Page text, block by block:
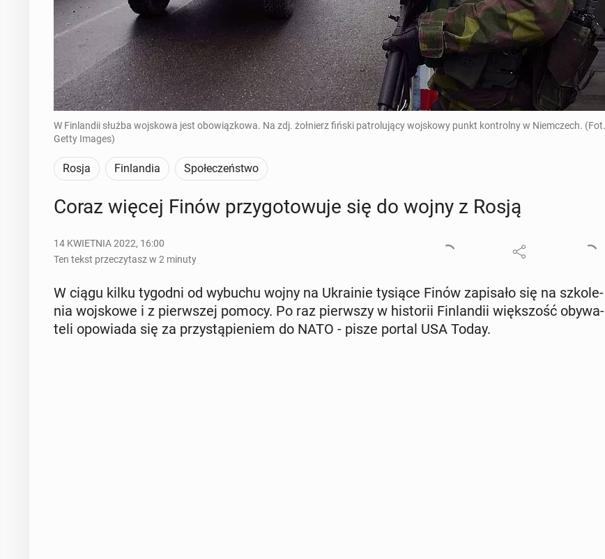
W Finlandii służba wojskowa jest obowiązkowa. Na zdj. żołnierz fiński patrolujący wojskowy punkt kontrolny w Niemczech. (Fot.
Getty Images)
Rosja Finlandia Społeczeństwo
Coraz więcej Finów przy­go­to­wu­je się do wojny z Rosją
14 KWIETNIA 2022, 16:00
Ten tekst przeczytasz w 2 minuty
W ciągu kilku tygodni od wybuchu wojny na Ukra­inie tysiące Finów za­pi­sa­ło się na szko­le­
nia woj­sko­we i z pierw­szej pomocy. Po raz pierw­szy w hi­sto­rii Fin­lan­dii więk­szość oby­wa­
te­li opo­wia­da się za przy­stą­pie­niem do NATO - pisze portal USA Today.